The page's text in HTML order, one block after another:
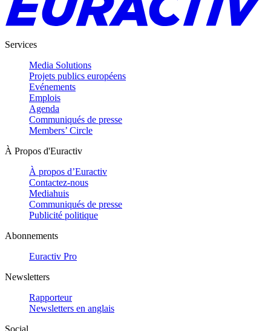
Services
Media Solutions
Projets publics européens
Evénements
Emplois
Agenda
Communiqués de presse
Members’ Circle
À Propos d'Euractiv
À propos d’Euractiv
Contactez-nous
Mediahuis
Communiqués de presse
Publicité politique
Abonnements
Euractiv Pro
Newsletters
Rapporteur
Newsletters en anglais
Social